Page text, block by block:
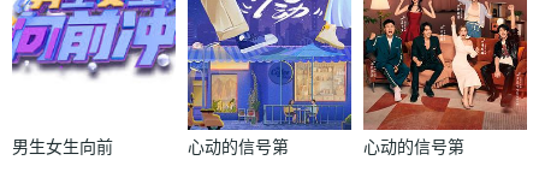
男生女生向前
心动的信号第
心动的信号第